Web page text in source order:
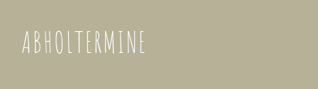
ABHOLTERMINE